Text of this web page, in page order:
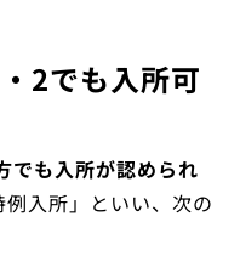
2でも入所可
でも入所が認められ
例入所」といい、次の